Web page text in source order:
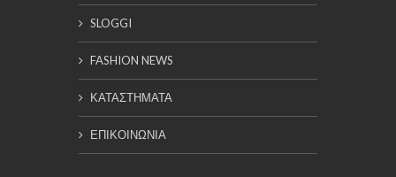
SLOGGI
FASHION NEWS
ΚΑΤΑΣΤΗΜΑΤΑ
ΕΠΙΚΟΙΝΩΝΙΑ